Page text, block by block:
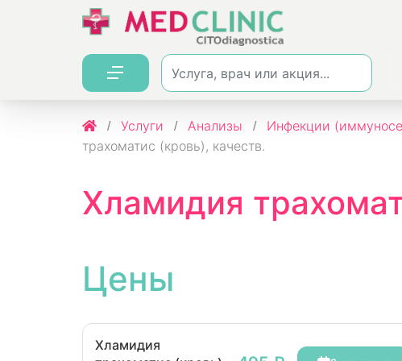
Услуги Анализы Инфекции
трахоматис (кровь), качеств.
Хламидия
Цены
Хламидия